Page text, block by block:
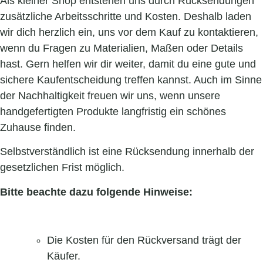
zusätzliche Arbeitsschritte und Kosten. Deshalb laden
wir dich herzlich ein, uns vor dem Kauf zu kontaktieren,
wenn du Fragen zu Materialien, Maßen oder Details
hast. Gern helfen wir dir weiter, damit du eine gute und
sichere Kaufentscheidung treffen kannst. Auch im Sinne
der Nachhaltigkeit freuen wir uns, wenn unsere
handgefertigten Produkte langfristig ein schönes
Zuhause finden.
Selbstverständlich ist eine Rücksendung innerhalb der
gesetzlichen Frist möglich.
Bitte beachte dazu folgende Hinweise:
Die Kosten für den Rückversand trägt der
Käufer.